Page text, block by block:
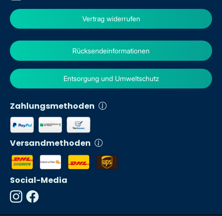
Vertrag widerrufen
Zahlungsmethoden
Versandmethoden
Rücksendeinformationen
Entsorgung und Umweltschutz
Social-Media